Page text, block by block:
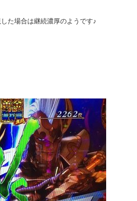
た場合は継続濃厚のようです♪